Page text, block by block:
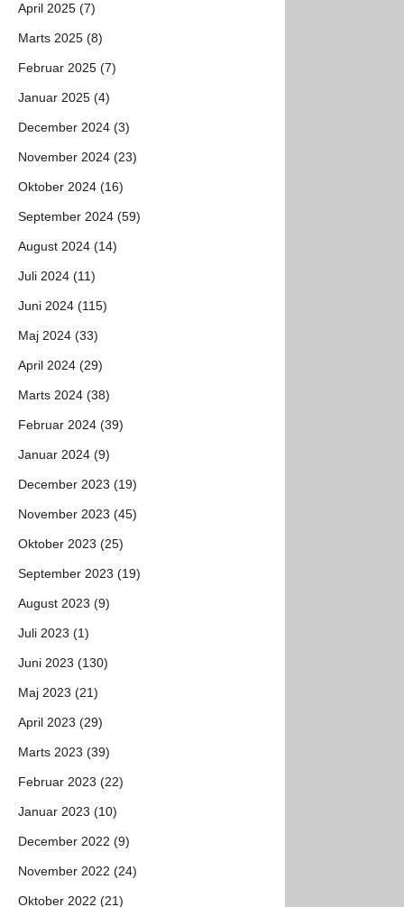
April 2025 (7)
Marts 2025 (8)
Februar 2025 (7)
Januar 2025 (4)
December 2024 (3)
November 2024 (23)
Oktober 2024 (16)
September 2024 (59)
August 2024 (14)
Juli 2024 (11)
Juni 2024 (115)
Maj 2024 (33)
April 2024 (29)
Marts 2024 (38)
Februar 2024 (39)
Januar 2024 (9)
December 2023 (19)
November 2023 (45)
Oktober 2023 (25)
September 2023 (19)
August 2023 (9)
Juli 2023 (1)
Juni 2023 (130)
Maj 2023 (21)
April 2023 (29)
Marts 2023 (39)
Februar 2023 (22)
Januar 2023 (10)
December 2022 (9)
November 2022 (24)
Oktober 2022 (21)